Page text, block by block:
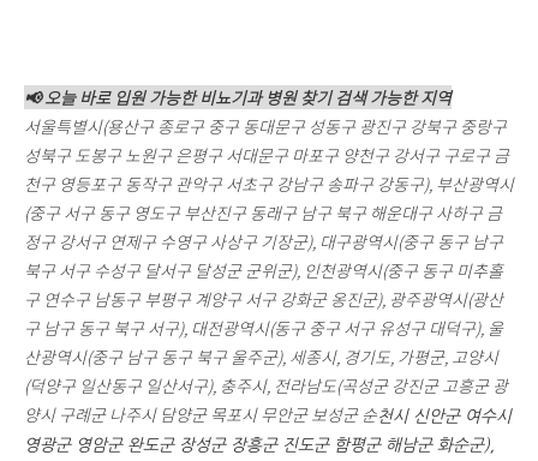
📢 오늘 바로 입원 가능한 비뇨기과 병원 찾기 검색 가능한 지역
서울특별시(용산구 종로구 중구 동대문구 성동구 광진구 강북구 중랑구
성북구 도봉구 노원구 은평구 서대문구 마포구 양천구 강서구 구로구 금
천구 영등포구 동작구 관악구 서초구 강남구 송파구 강동구), 부산광역시
(중구 서구 동구 영도구 부산진구 동래구 남구 북구 해운대구 사하구 금
정구 강서구 연제구 수영구 사상구 기장군), 대구광역시(중구 동구 남구
북구 서구 수성구 달서구 달성군 군위군), 인천광역시(중구 동구 미추홀
구 연수구 남동구 부평구 계양구 서구 강화군 옹진군), 광주광역시(광산
구 남구 동구 북구 서구), 대전광역시(동구 중구 서구 유성구 대덕구), 울
산광역시(중구 남구 동구 북구 울주군), 세종시, 경기도, 가평군, 고양시
(덕양구 일산동구 일산서구), 충주시, 전라남도(곡성군 강진군 고흥군 광
양시 구례군 나주시 담양군 목포시 무안군 보성군 순천시 신안군 여수시
영광군 영암군 완도군 장성군 장흥군 진도군 함평군 해남군 화순군),